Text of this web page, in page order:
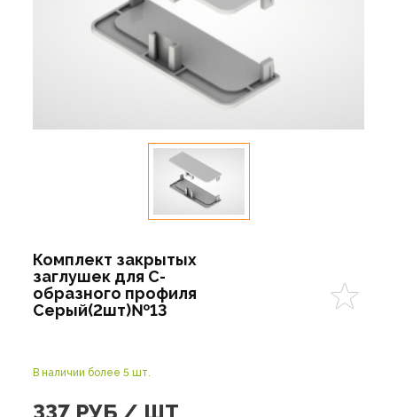
Комплект закрытых
заглушек для С-
образного профиля
Серый(2шт)№13
В наличии более 5 шт.